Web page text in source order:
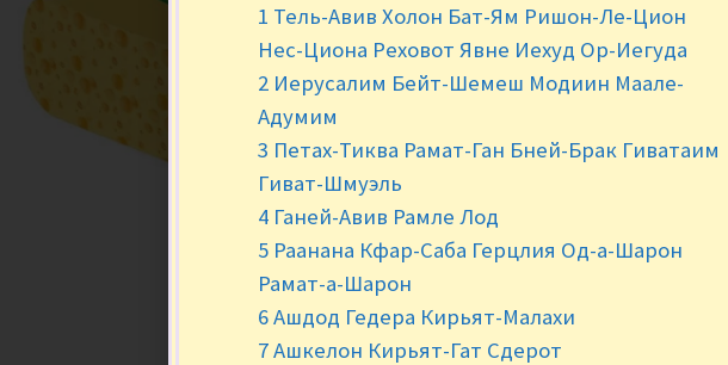
Заказ от 200 гр.
В наличии
- +
1 Тель-Авив Холон Бат-Ям Ришон-Ле-Цион
Нес-Циона Реховот Явне Иехуд Ор-Иегуда
2 Иерусалим Бейт-Шемеш Модиин Маале-
Адумим
3 Петах-Тиква Рамат-Ган Бней-Брак Гиватаим
Гиват-Шмуэль
4 Ганей-Авив Рамле Лод
5 Раанана Кфар-Саба Герцлия Од-а-Шарон
Рамат-а-Шарон
6 Ашдод Гедера Кирьят-Малахи
7 Ашкелон Кирьят-Гат Сдерот